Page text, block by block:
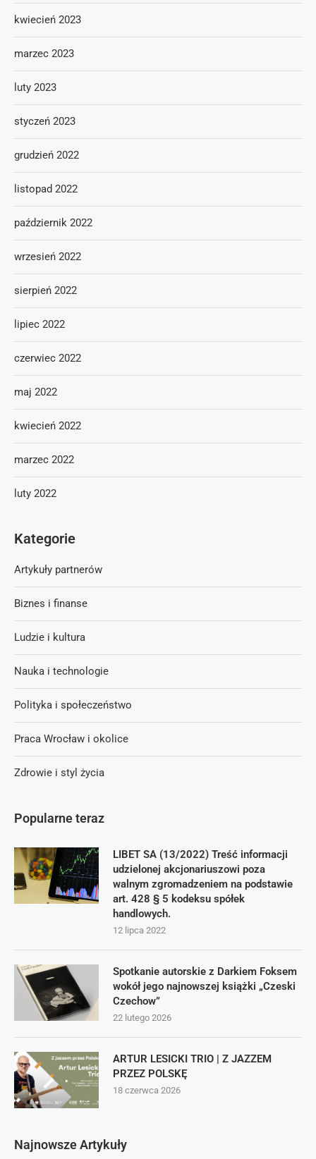
Popularne teraz
LIBET SA (13/2022) Treść informacji
udzielonej akcjonariuszowi poza
walnym zgromadzeniem na podstawie
art. 428 § 5 kodeksu spółek
handlowych.
12 lipca 2022
Spotkanie autorskie z Darkiem Foksem
wokół jego najnowszej książki „Czeski
Czechow”
22 lutego 2026
ARTUR LESICKI TRIO | Z JAZZEM
PRZEZ POLSKĘ
18 czerwca 2026
Najnowsze Artykuły
kwiecień 2023
marzec 2023
luty 2023
styczeń 2023
grudzień 2022
listopad 2022
październik 2022
wrzesień 2022
sierpień 2022
lipiec 2022
czerwiec 2022
maj 2022
kwiecień 2022
marzec 2022
luty 2022
Kategorie
Artykuły partnerów
Biznes i finanse
Ludzie i kultura
Nauka i technologie
Polityka i społeczeństwo
Praca Wrocław i okolice
Zdrowie i styl życia